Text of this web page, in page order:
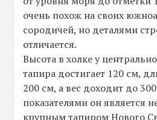
очень похож на своих
сородичей, но деталями
отличается.
Высота в холке у
тапира достигает 120 см,
200 см, а вес доходит до
показателями он является
крупным тапиром Нового